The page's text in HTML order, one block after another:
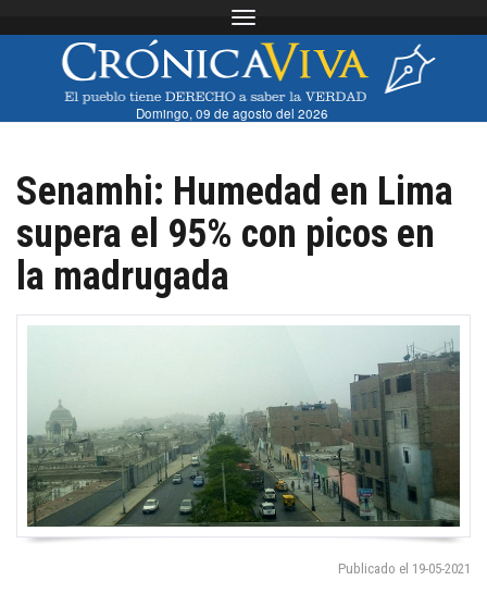
Toggle navigation
Domingo, 09 de agosto del 2026
Senamhi: Humedad en Lima
supera el 95% con picos en
la madrugada
Publicado el 19-05-2021